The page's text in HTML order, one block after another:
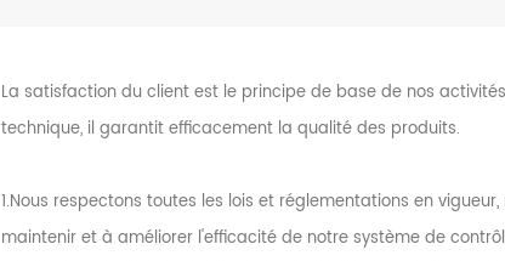
La satisfaction du client est le principe de base de nos
technique, il garantit efficacement la qualité des produits.
1.Nous respectons toutes les lois et réglementations en
maintenir et à améliorer l'efficacité de notre système de